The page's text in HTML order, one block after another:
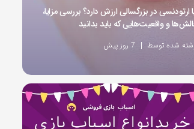
ارتودنسی در بزرگسالی ارزش دارد؟ بررسی مزایا،
و واقعیت‌هایی که باید بدانید
شده توسط 7 روز پیش